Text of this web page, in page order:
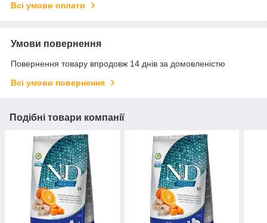
Всі умови оплати
Умови повернення
Повернення товару впродовж 14 днів за домовленістю
Всі умови повернення
Подібні товари компанії